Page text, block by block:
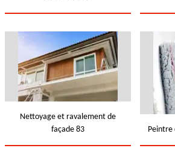
Nettoyage et ravalement de
façade 83
Peintre